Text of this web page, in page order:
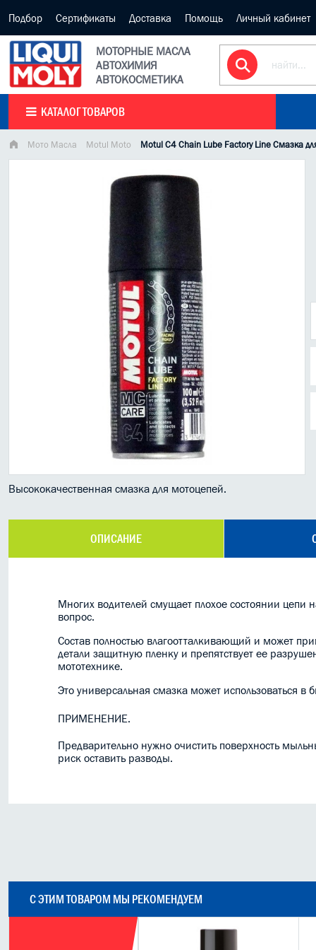
Подбор Сертификаты Доставка Помощь Личный кабинет
МОТОРНЫЕ МАСЛА
АВТОХИМИЯ
АВТОКОСМЕТИКА
КАТАЛОГ ТОВАРОВ
Мото Масла Motul Moto Motul C4 Chain Lube Factory Line Смазка
Высококачественная смазка для мотоцепей.
ОПИСАНИЕ
Многих водителей смущает плохое состоянии цепи
вопрос.
Состав полностью влагоотталкивающий и может
детали защитную пленку и препятствует ее
мототехнике.
Это универсальная смазка может использоваться
ПРИМЕНЕНИЕ.
Предварительно нужно очистить поверхность
риск оставить разводы.
С ЭТИМ ТОВАРОМ МЫ РЕКОМЕНДУЕМ